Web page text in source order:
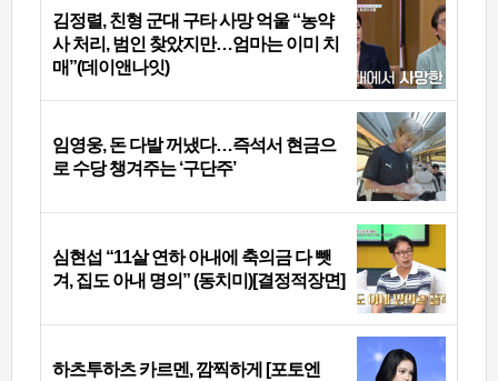
김정렬, 친형 군대 구타 사망 억울 “농약
사 처리, 범인 찾았지만…엄마는 이미 치
매”(데이앤나잇)
임영웅, 돈 다발 꺼냈다…즉석서 현금으
로 수당 챙겨주는 ‘구단주’
심현섭 “11살 연하 아내에 축의금 다 뺏
겨, 집도 아내 명의” (동치미)[결정적장면]
하츠투하츠 카르멘, 깜찍하게 [포토엔